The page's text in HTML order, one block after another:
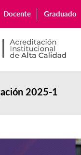
Docente Graduado
2025-1